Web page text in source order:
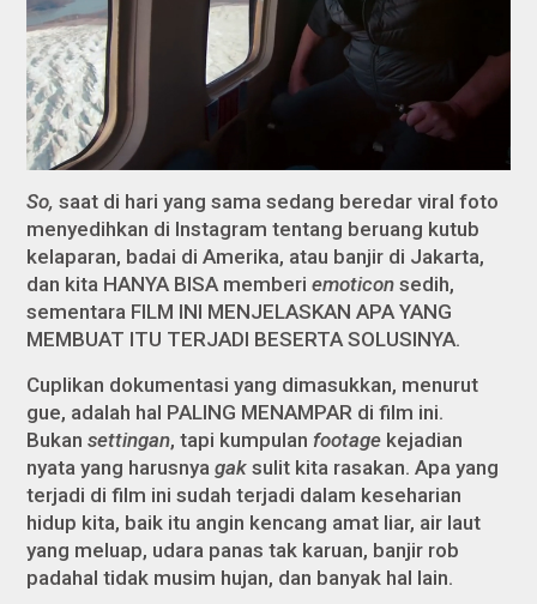
So, saat di hari yang sama sedang beredar viral foto
menyedihkan di Instagram tentang beruang kutub
kelaparan, badai di Amerika, atau banjir di Jakarta,
dan kita HANYA BISA memberiemoticon sedih,
sementara FILM INI MENJELASKAN APA YANG
MEMBUAT ITU TERJADI BESERTA SOLUSINYA.
Cuplikan dokumentasi yang dimasukkan, menurut
gue, adalah hal PALING MENAMPAR di film ini.
Bukansettingan, tapi kumpulan footage kejadian
nyata yang harusnyagaksulit kita rasakan. Apa yang
terjadi di film ini sudah terjadi dalam keseharian
hidup kita, baik itu angin kencang amat liar, air laut
yang meluap, udara panas tak karuan, banjir rob
padahal tidak musim hujan, dan banyak hal lain.